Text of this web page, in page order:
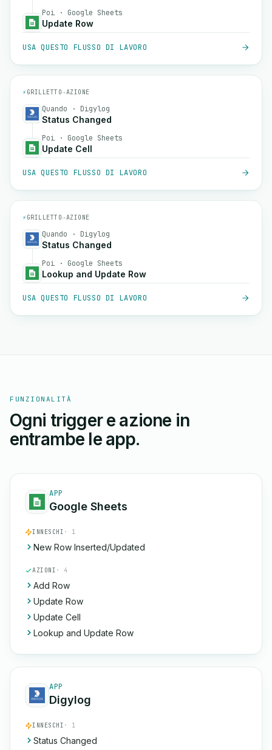
Poi · Google Sheets
Update Row
USA QUESTO FLUSSO DI LAVORO
⚡ GRILLETTO→AZIONE
Quando · Digylog
Status Changed
Poi · Google Sheets
Update Cell
USA QUESTO FLUSSO DI LAVORO
⚡ GRILLETTO→AZIONE
Quando · Digylog
Status Changed
Poi · Google Sheets
Lookup and Update Row
USA QUESTO FLUSSO DI LAVORO
FUNZIONALITÀ
Ogni trigger e azione in
entrambe le app.
APP
Google Sheets
INNESCHI · 1
New Row Inserted/Updated
AZIONI · 4
Add Row
Update Row
Update Cell
Lookup and Update Row
APP
Digylog
INNESCHI · 1
Status Changed